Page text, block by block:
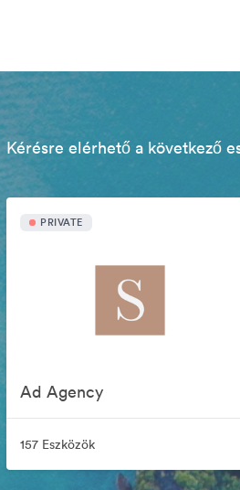
Kérésre elérhető a következő
PRIVATE
Ad Agency
157 Eszközök